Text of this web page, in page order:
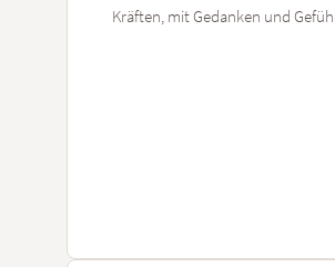
Kräften, mit Gedanken und